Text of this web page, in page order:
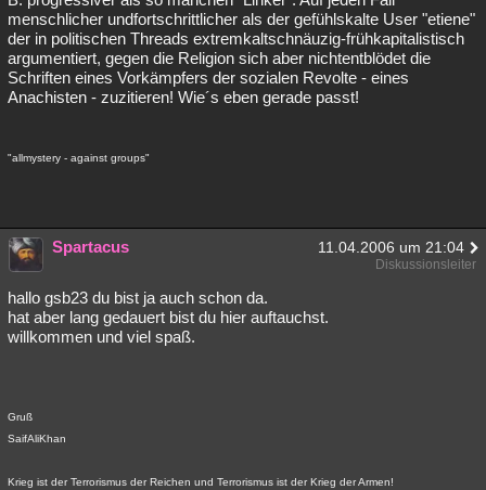
menschlicher undfortschrittlicher als der gefühlskalte User "etiene"
der in politischen Threads extremkaltschnäuzig-frühkapitalistisch
argumentiert, gegen die Religion sich aber nichtentblödet die
Schriften eines Vorkämpfers der sozialen Revolte - eines
Anachisten - zuzitieren! Wie´s eben gerade passt!
"allmystery - against groups"
Spartacus 11.04.2006 um 21:04
Diskussionsleiter
hallo gsb23 du bist ja auch schon da.
hat aber lang gedauert bist du hier auftauchst.
willkommen und viel spaß.
Gruß
SaifAliKhan
Krieg ist der Terrorismus der Reichen und Terrorismus ist der Krieg der Armen!